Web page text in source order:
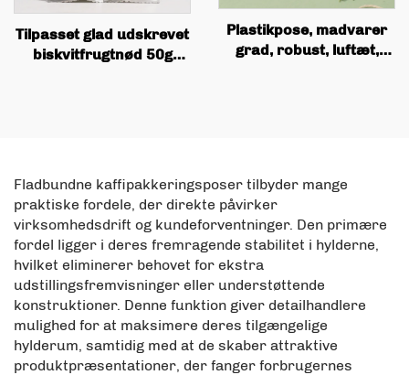
Tilpasset glad udskrevet
biskvitfrugtnød 50g
Plastikpose, madvarer
grad, robust, luftæt,
Fladbundne kaffipakkeringsposer tilbyder mange
praktiske fordele, der direkte påvirker
virksomhedsdrift og kundeforventninger. Den primære
fordel ligger i deres fremragende stabilitet i hylderne,
hvilket eliminerer behovet for ekstra
udstillingsfremvisninger eller understøttende
konstruktioner. Denne funktion giver detailhandlere
mulighed for at maksimere deres tilgængelige
hylderum, samtidig med at de skaber attraktive
produktpræsentationer, der fanger forbrugernes